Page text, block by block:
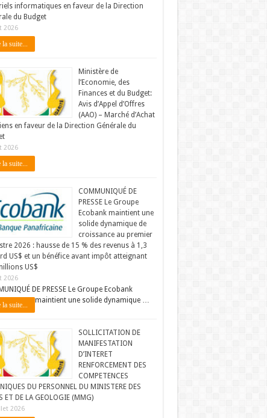
informatiques en faveur de la Direction
du Budget
2026
la suite...
Ministère de
l’Economie, des
Finances et du Budget:
Avis d’Appel d’Offres
(AAO) – Marché d’Achat
en faveur de la Direction Générale du
2026
la suite...
COMMUNIQUÉ DE
PRESSE Le Groupe
Ecobank maintient une
solide dynamique de
croissance au premier
2026 : hausse de 15 % des revenus à 1,3
US$ et un bénéfice avant impôt atteignant
US$
2026
DE PRESSE Le Groupe Ecobank
maintient une solide dynamique …
la suite...
SOLLICITATION DE
MANIFESTATION
D’INTERET
RENFORCEMENT DES
COMPETENCES
DU PERSONNEL DU MINISTERE DES
ET DE LA GEOLOGIE (MMG)
2026